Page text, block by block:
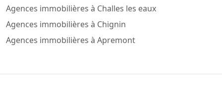
Agences immobilières à Challes les eaux
Agences immobilières à Chignin
Agences immobilières à Apremont